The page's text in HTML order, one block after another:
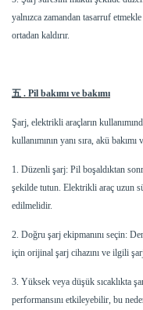
yalnızca zamandan tasarruf
ortadan kaldırır.
五 . Pil bakımı ve bakımı
Şarj, elektrikli araçların
kullanımının yanı sıra, akü
1. Düzenli şarj: Pil boşaldıktan
şekilde tutun. Elektrikli araç uzun
edilmelidir.
2. Doğru şarj ekipmanını seçin:
için orijinal şarj cihazını ve ilgili şarj
3. Yüksek veya düşük sıcaklıkta
performansını etkileyebilir, bu